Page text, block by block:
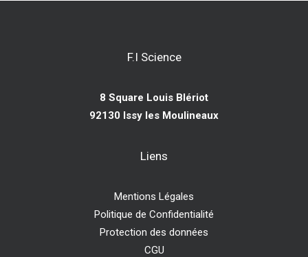
F.I Science
8 Square Louis Blériot
92130 Issy les Moulineaux
Liens
Mentions Légales
Politique de Confidentialité
Protection des données
CGU